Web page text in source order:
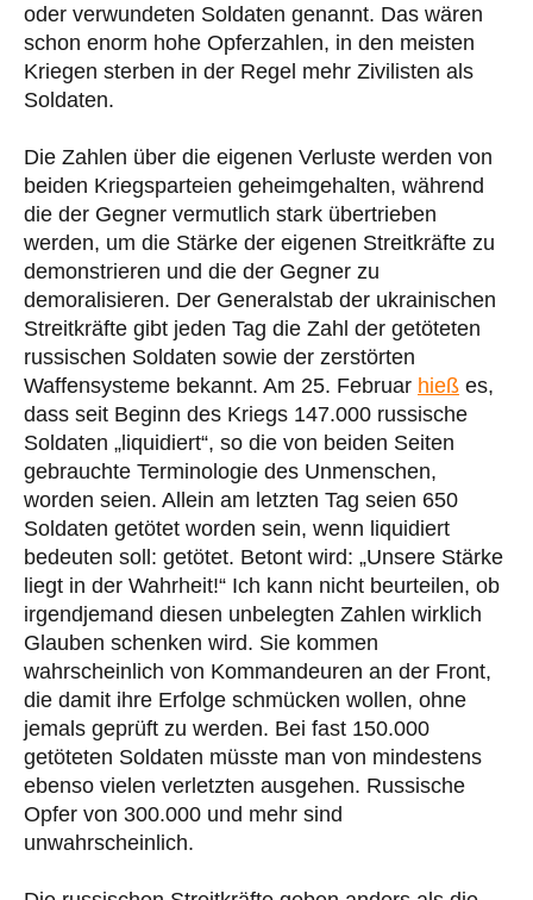
oder verwundeten Soldaten genannt. Das wären
schon enorm hohe Opferzahlen, in den meisten
Kriegen sterben in der Regel mehr Zivilisten als
Soldaten.
Die Zahlen über die eigenen Verluste werden von
beiden Kriegsparteien geheimgehalten, während
die der Gegner vermutlich stark übertrieben
werden, um die Stärke der eigenen Streitkräfte zu
demonstrieren und die der Gegner zu
demoralisieren. Der Generalstab der ukrainischen
Streitkräfte gibt jeden Tag die Zahl der getöteten
russischen Soldaten sowie der zerstörten
Waffensysteme bekannt. Am 25. Februar hieß es,
dass seit Beginn des Kriegs 147.000 russische
Soldaten „liquidiert“, so die von beiden Seiten
gebrauchte Terminologie des Unmenschen,
worden seien. Allein am letzten Tag seien 650
Soldaten getötet worden sein, wenn liquidiert
bedeuten soll: getötet. Betont wird: „Unsere Stärke
liegt in der Wahrheit!“ Ich kann nicht beurteilen, ob
irgendjemand diesen unbelegten Zahlen wirklich
Glauben schenken wird. Sie kommen
wahrscheinlich von Kommandeuren an der Front,
die damit ihre Erfolge schmücken wollen, ohne
jemals geprüft zu werden. Bei fast 150.000
getöteten Soldaten müsste man von mindestens
ebenso vielen verletzten ausgehen. Russische
Opfer von 300.000 und mehr sind
unwahrscheinlich.